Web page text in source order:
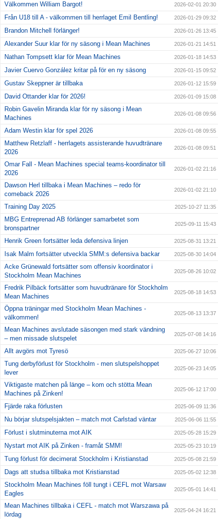
Välkommen William Bargot! 2026-02-01 20:30
Från U18 till A - välkommen till herrlaget Emil Bentling! 2026-01-29 09:32
Brandon Mitchell förlänger! 2026-01-26 13:45
Alexander Suur klar för ny säsong i Mean Machines 2026-01-21 14:51
Nathan Tompsett klar för Mean Machines 2026-01-18 14:53
Javier Cuervo González kritar på för en ny säsong 2026-01-15 09:52
Gustav Skeppner är tillbaka 2026-01-12 15:59
David Ottander klar för 2026! 2026-01-09 15:08
Robin Gavelin Miranda klar för ny säsong i Mean
Machines
2026-01-08 09:56
Adam Westin klar för spel 2026 2026-01-08 09:55
Matthew Retzlaff - herrlagets assisterande huvudtränare
2026
2026-01-08 09:51
Omar Fall - Mean Machines special teams-koordinator till
2026
2026-01-02 21:16
Dawson Herl tillbaka i Mean Machines – redo för
comeback 2026
2026-01-02 21:10
Training Day 2025 2025-10-27 11:35
MBG Entreprenad AB förlänger samarbetet som
bronspartner
2025-09-11 15:43
Henrik Green fortsätter leda defensiva linjen 2025-08-31 13:21
Isak Malm fortsätter utveckla SMM:s defensiva backar 2025-08-30 14:04
Acke Grünewald fortsätter som offensiv koordinator i
Stockholm Mean Machines
2025-08-26 10:02
Fredrik Pilbäck fortsätter som huvudtränare för Stockholm
Mean Machines
2025-08-18 14:53
Öppna träningar med Stockholm Mean Machines -
välkommen!
2025-08-13 13:37
Mean Machines avslutade säsongen med stark vändning
– men missade slutspelet
2025-07-08 14:16
Allt avgörs mot Tyresö 2025-06-27 10:06
Tung derbyförlust för Stockholm - men slutspelshoppet
lever
2025-06-23 14:05
Viktigaste matchen på länge – kom och stötta Mean
Machines på Zinken!
2025-06-12 17:00
Fjärde raka förlusten 2025-06-09 11:36
Nu börjar slutspelsjakten – match mot Carlstad väntar 2025-06-06 11:55
Förlust i slutminuterna mot AIK 2025-05-28 15:29
Nystart mot AIK på Zinken - framåt SMM! 2025-05-23 10:19
Tung förlust för decimerat Stockholm i Kristianstad 2025-05-08 21:59
Dags att studsa tillbaka mot Kristianstad 2025-05-02 12:38
Stockholm Mean Machines föll tungt i CEFL mot Warsaw
Eagles
2025-05-01 14:41
Mean Machines tillbaka i CEFL - match mot Warszawa på
lördag
2025-04-24 16:21